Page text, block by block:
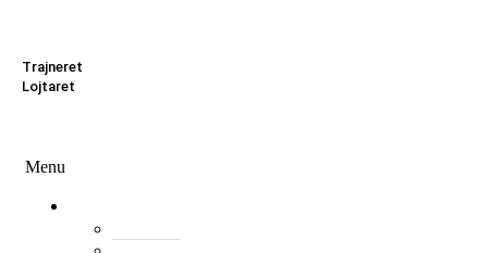
Trajneret
Lojtaret
Menu